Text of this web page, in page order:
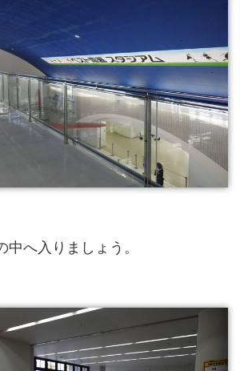
中へ入りましょう。